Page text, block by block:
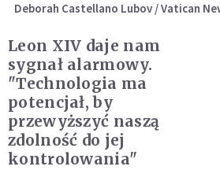
Deborah Castellano Lubov / Vatican
Leon XIV daje nam
sygnał alarmowy.
"Technologia ma
potencjał, by
przewyższyć naszą
zdolność do jej
kontrolowania"